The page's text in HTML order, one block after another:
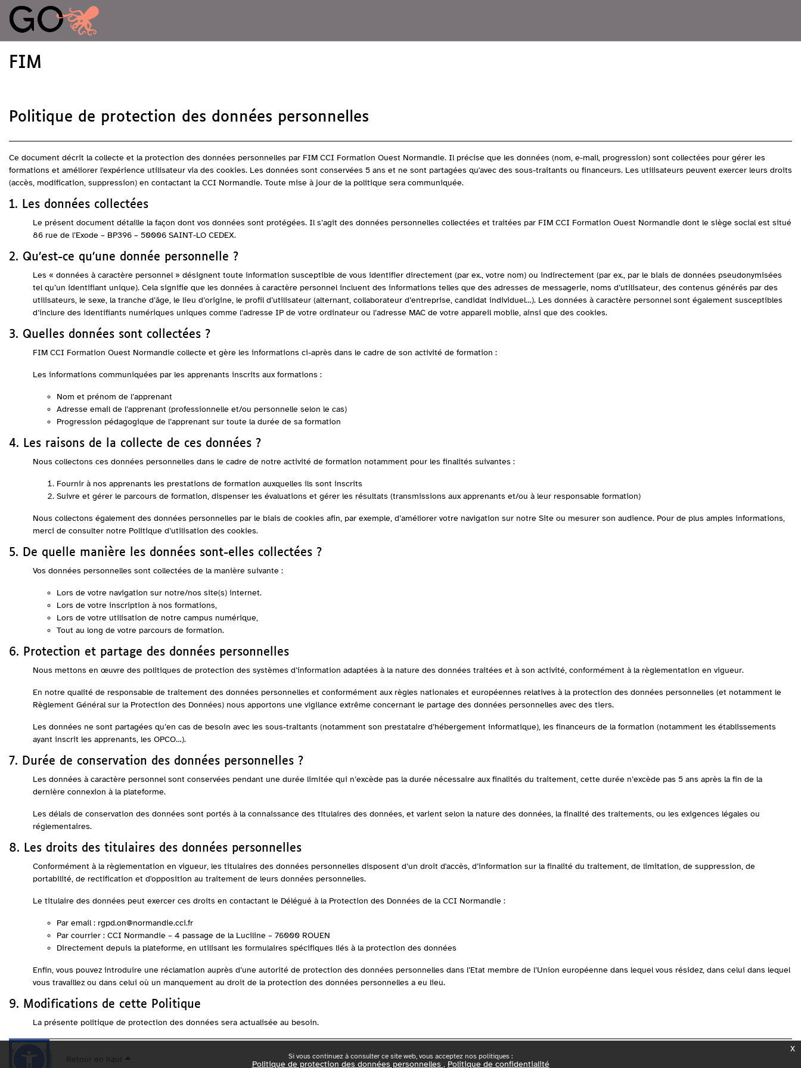
Passer au contenu principal
Si vous continuez à consulter ce site web, vous acceptez nos politiques :
Politique de protection des données personnelles Politique de confidentialité
x
FIM
Politique de protection des données personnelles
Ce document décrit la collecte et la protection des données personnelles par FIM CCI Formation Ouest Normandie. Il précise que les données (nom, e-mail, progression) sont collectées pour gérer les
formations et améliorer l'expérience utilisateur via des cookies. Les données sont conservées 5 ans et ne sont partagées qu'avec des sous-traitants ou financeurs. Les utilisateurs peuvent exercer leurs droits
(accès, modification, suppression) en contactant la CCI Normandie. Toute mise à jour de la politique sera communiquée.
1. Les données collectées
Le présent document détaille la façon dont vos données sont protégées. Il s’agit des données personnelles collectées et traitées par FIM CCI Formation Ouest Normandie dont le siège social est situé
86 rue de l’Exode – BP396 – 50006 SAINT-LO CEDEX.
2. Qu’est-ce qu’une donnée personnelle ?
Les « données à caractère personnel » désignent toute information susceptible de vous identifier directement (par ex., votre nom) ou indirectement (par ex., par le biais de données pseudonymisées
tel qu’un identifiant unique). Cela signifie que les données à caractère personnel incluent des informations telles que des adresses de messagerie, noms d’utilisateur, des contenus générés par des
utilisateurs, le sexe, la tranche d’âge, le lieu d’origine, le profil d’utilisateur (alternant, collaborateur d’entreprise, candidat individuel…). Les données à caractère personnel sont également susceptibles
d’inclure des identifiants numériques uniques comme l’adresse IP de votre ordinateur ou l’adresse MAC de votre appareil mobile, ainsi que des cookies.
3. Quelles données sont collectées ?
FIM CCI Formation Ouest Normandie collecte et gère les informations ci-après dans le cadre de son activité de formation :
Les informations communiquées par les apprenants inscrits aux formations :
Nom et prénom de l’apprenant
Adresse email de l’apprenant (professionnelle et/ou personnelle selon le cas)
Progression pédagogique de l’apprenant sur toute la durée de sa formation
4. Les raisons de la collecte de ces données ?
Nous collectons ces données personnelles dans le cadre de notre activité de formation notamment pour les finalités suivantes :
Fournir à nos apprenants les prestations de formation auxquelles ils sont inscrits
Suivre et gérer le parcours de formation, dispenser les évaluations et gérer les résultats (transmissions aux apprenants et/ou à leur responsable formation)
Nous collectons également des données personnelles par le biais de cookies afin, par exemple, d’améliorer votre navigation sur notre Site ou mesurer son audience. Pour de plus amples informations,
merci de consulter notre Politique d’utilisation des cookies.
5. De quelle manière les données sont-elles collectées ?
Vos données personnelles sont collectées de la manière suivante :
Lors de votre navigation sur notre/nos site(s) internet.
Lors de votre inscription à nos formations,
Lors de votre utilisation de notre campus numérique,
Tout au long de votre parcours de formation.
6. Protection et partage des données personnelles
Nous mettons en œuvre des politiques de protection des systèmes d’information adaptées à la nature des données traitées et à son activité, conformément à la règlementation en vigueur.
En notre qualité de responsable de traitement des données personnelles et conformément aux règles nationales et européennes relatives à la protection des données personnelles (et notamment le
Règlement Général sur la Protection des Données) nous apportons une vigilance extrême concernant le partage des données personnelles avec des tiers.
Les données ne sont partagées qu’en cas de besoin avec les sous-traitants (notamment son prestataire d’hébergement informatique), les financeurs de la formation (notamment les établissements
ayant inscrit les apprenants, les OPCO…).
7. Durée de conservation des données personnelles ?
Les données à caractère personnel sont conservées pendant une durée limitée qui n’excède pas la durée nécessaire aux finalités du traitement, cette durée n’excède pas 5 ans après la fin de la
dernière connexion à la plateforme.
Les délais de conservation des données sont portés à la connaissance des titulaires des données, et varient selon la nature des données, la finalité des traitements, ou les exigences légales ou
réglementaires.
8. Les droits des titulaires des données personnelles
Conformément à la règlementation en vigueur, les titulaires des données personnelles disposent d’un droit d'accès, d’information sur la finalité du traitement, de limitation, de suppression, de
portabilité, de rectification et d'opposition au traitement de leurs données personnelles.
Le titulaire des données peut exercer ces droits en contactant le Délégué à la Protection des Données de la CCI Normandie :
Par email : rgpd.on@normandie.cci.fr
Par courrier : CCI Normandie – 4 passage de la Luciline – 76000 ROUEN
Directement depuis la plateforme, en utilisant les formulaires spécifiques liés à la protection des données
Enfin, vous pouvez introduire une réclamation auprès d’une autorité de protection des données personnelles dans l’Etat membre de l’Union européenne dans lequel vous résidez, dans celui dans lequel
vous travaillez ou dans celui où un manquement au droit de la protection des données personnelles a eu lieu.
9. Modifications de cette Politique
La présente politique de protection des données sera actualisée au besoin.
Retour Retour en haut